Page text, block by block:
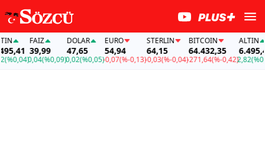
FAİZ
39,99
0,04(%0,09)
DOLAR
47,65
0,02(%0,05)
EURO
54,94
-0,07(%-0,13)
STERLIN
64,15
-0,03(%-0,04)
BITCOIN
64.432,35
-271,64(%-0,42)
ALTIN
6.495,41
2,82(%0,04)